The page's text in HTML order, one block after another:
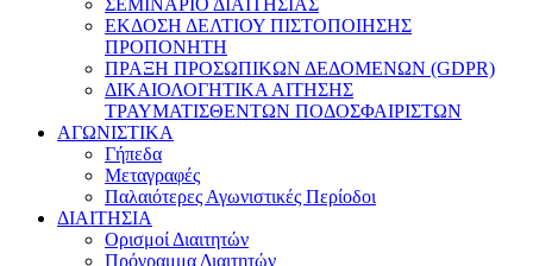
ΣΕΜΙΝΑΡΙΟ ΔΙΑΙΤΗΣΙΑΣ
ΕΚΔΟΣΗ ΔΕΛΤΙΟΥ ΠΙΣΤΟΠΟΙΗΣΗΣ
ΠΡΟΠΟΝΗΤΗ
ΠΡΑΞΗ ΠΡΟΣΩΠΙΚΩΝ ΔΕΔΟΜΕΝΩΝ (GDPR)
ΔΙΚΑΙΟΛΟΓΗΤΙΚΑ ΑΙΤΗΣΗΣ
ΤΡΑΥΜΑΤΙΣΘΕΝΤΩΝ ΠΟΔΟΣΦΑΙΡΙΣΤΩΝ
ΑΓΩΝΙΣΤΙΚΑ
Γήπεδα
Μεταγραφές
Παλαιότερες Αγωνιστικές Περίοδοι
ΔΙΑΙΤΗΣΙΑ
Ορισμοί Διαιτητών
Πρόγραμμα Διαιτητών